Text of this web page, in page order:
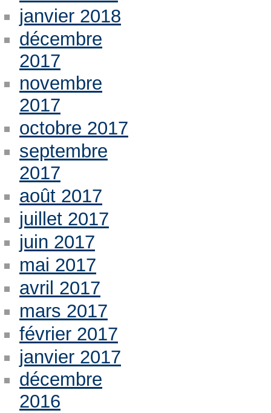
janvier 2018
décembre
2017
novembre
2017
octobre 2017
septembre
2017
août 2017
juillet 2017
juin 2017
mai 2017
avril 2017
mars 2017
février 2017
janvier 2017
décembre
2016